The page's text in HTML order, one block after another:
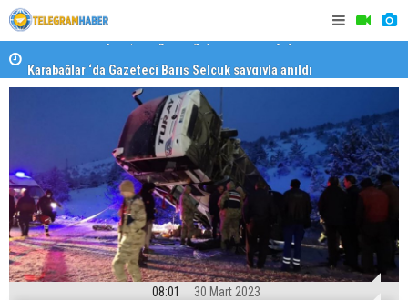
08:01 30 Mart 2023